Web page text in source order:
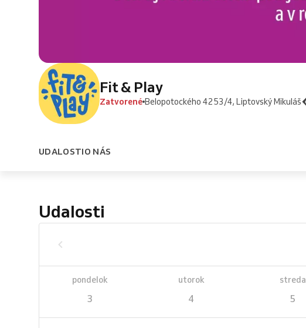
Fit & Play
Zatvorené Belopotockého 4253/4, Liptovský Mikuláš
UDALOSTIO NÁS
Udalosti
pondelok
3
utorok
4
streda
5